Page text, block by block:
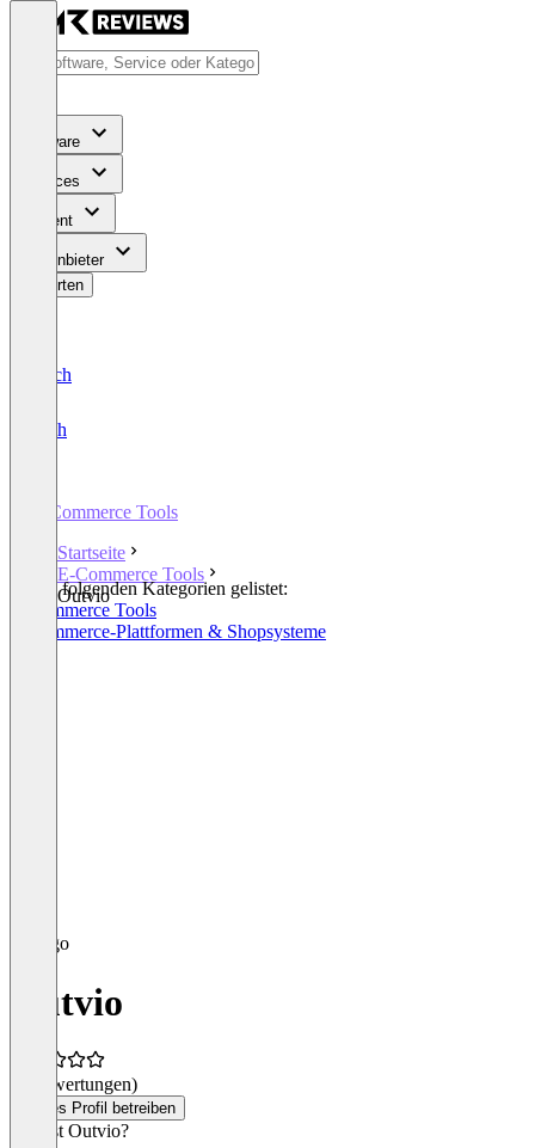
Software
Services
Content
Für Anbieter
Bewerten
Deutsch
English
E-Commerce Tools
Startseite
E-Commerce Tools
Outvio
In den folgenden Kategorien gelistet:
E-Commerce Tools
E-Commerce-Plattformen & Shopsysteme
Outvio
(0 Bewertungen)
Dieses Profil betreiben
Was ist Outvio?